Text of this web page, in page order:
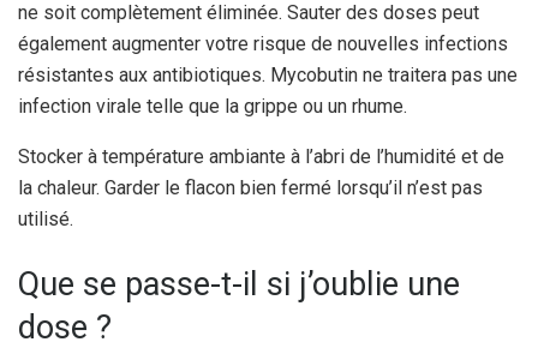
ne soit complètement éliminée. Sauter des doses peut
également augmenter votre risque de nouvelles infections
résistantes aux antibiotiques. Mycobutin ne traitera pas une
infection virale telle que la grippe ou un rhume.
Stocker à température ambiante à l’abri de l’humidité et de
la chaleur. Garder le flacon bien fermé lorsqu’il n’est pas
utilisé.
Que se passe-t-il si j’oublie une
dose ?